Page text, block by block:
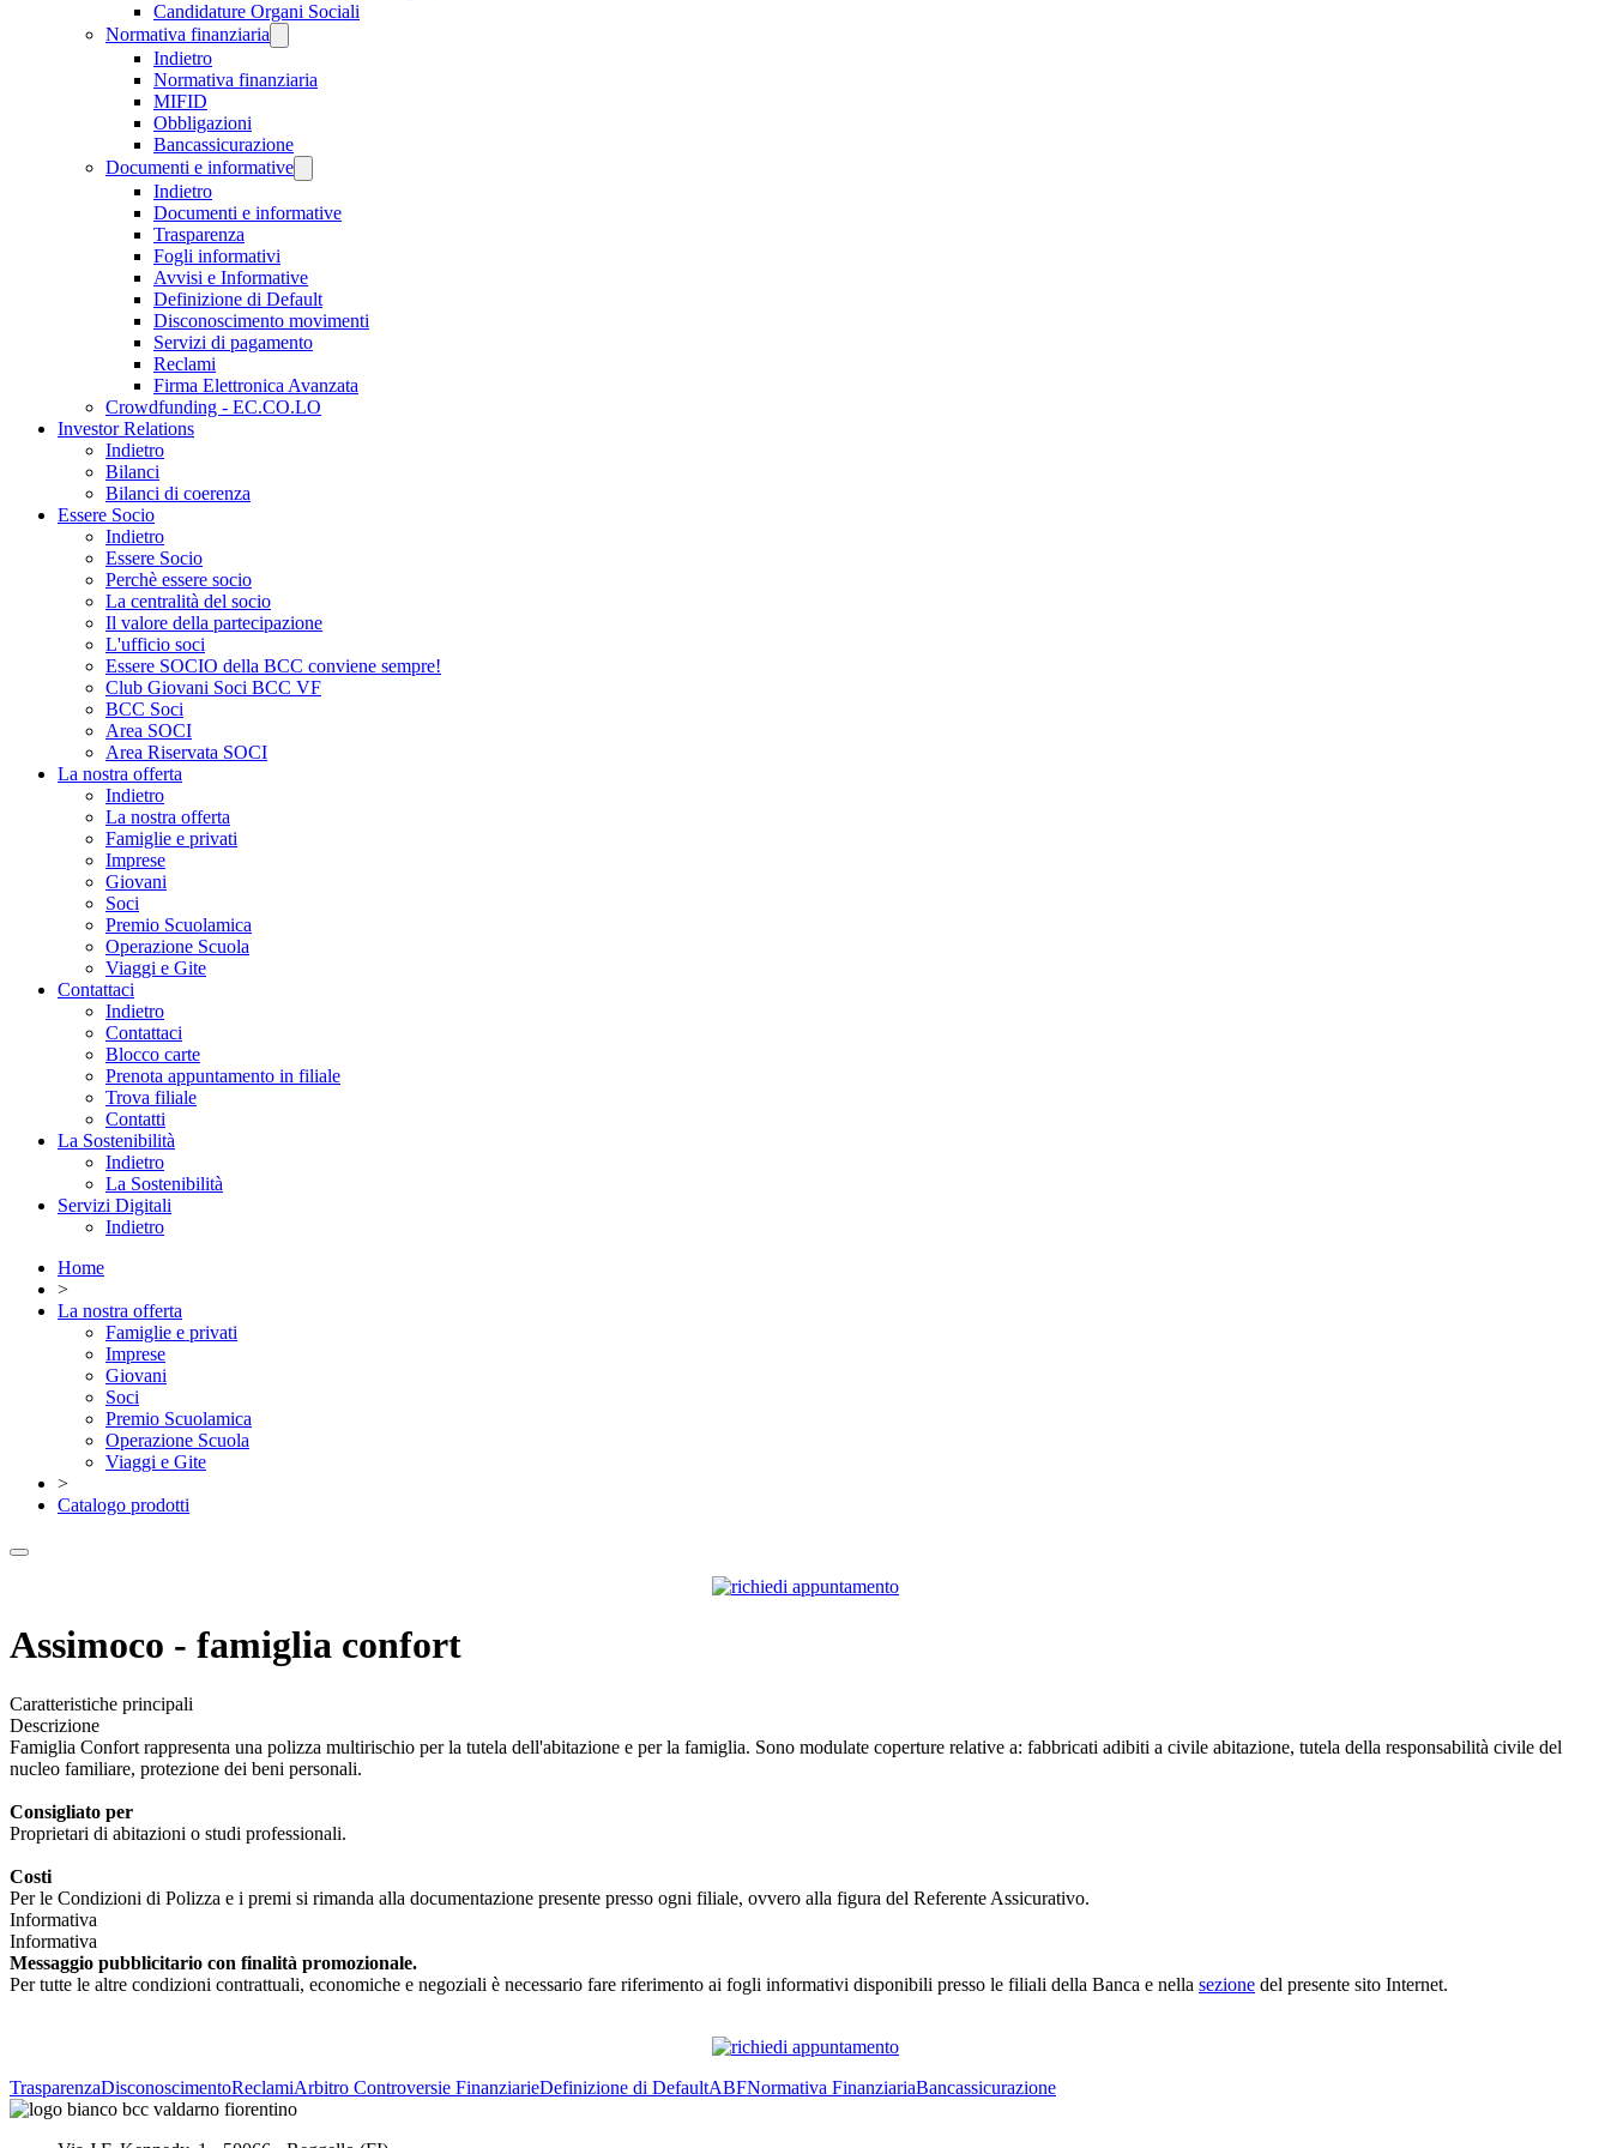
Candidature Organi Sociali
Normativa finanziaria
Indietro
Normativa finanziaria
MIFID
Obbligazioni
Bancassicurazione
Documenti e informative
Indietro
Documenti e informative
Trasparenza
Fogli informativi
Avvisi e Informative
Definizione di Default
Disconoscimento movimenti
Servizi di pagamento
Reclami
Firma Elettronica Avanzata
Crowdfunding - EC.CO.LO
Investor Relations
Indietro
Bilanci
Bilanci di coerenza
Essere Socio
Indietro
Essere Socio
Perchè essere socio
La centralità del socio
Il valore della partecipazione
L'ufficio soci
Essere SOCIO della BCC conviene sempre!
Club Giovani Soci BCC VF
BCC Soci
Area SOCI
Area Riservata SOCI
La nostra offerta
Indietro
La nostra offerta
Famiglie e privati
Imprese
Giovani
Soci
Premio Scuolamica
Operazione Scuola
Viaggi e Gite
Contattaci
Indietro
Contattaci
Blocco carte
Prenota appuntamento in filiale
Trova filiale
Contatti
La Sostenibilità
Indietro
La Sostenibilità
Servizi Digitali
Indietro
Home
>
La nostra offerta
Famiglie e privati
Imprese
Giovani
Soci
Premio Scuolamica
Operazione Scuola
Viaggi e Gite
>
Catalogo prodotti
Assimoco - famiglia confort
Caratteristiche principali
Descrizione
Famiglia Confort rappresenta una polizza multirischio per la tutela dell'abitazione e per la famiglia. Sono modulate coperture relative a: fabbricati adibiti a civile abitazione, tutela della responsabilità civile del
nucleo familiare, protezione dei beni personali.
Consigliato per
Proprietari di abitazioni o studi professionali.
Costi
Per le Condizioni di Polizza e i premi si rimanda alla documentazione presente presso ogni filiale, ovvero alla figura del Referente Assicurativo.
Informativa
Informativa
Messaggio pubblicitario con finalità promozionale.
Per tutte le altre condizioni contrattuali, economiche e negoziali è necessario fare riferimento ai fogli informativi disponibili presso le filiali della Banca e nella sezione del presente sito Internet.
TrasparenzaDisconoscimentoReclamiArbitro Controversie FinanziarieDefinizione di DefaultABFNormativa FinanziariaBancassicurazione